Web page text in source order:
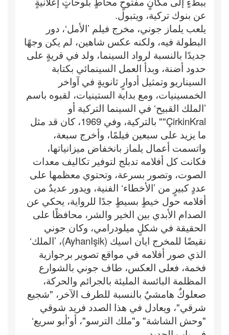
عن بنوك تركية، ويتبول.
يلعب يلماز جوني، مخرج فيلم ’الأمل‘، دور
البطولة فيه، ولكنه عكس شاهين، لم يكن وجهًا
جديدًا بالنسبة لرواد السينما، ولد في قريةٍ على
حدود أضنة، وبدأ العمل السينمائي بكتابة
السيناريو وتمثيل أدوارٍ ثانويةٍ في آواخر
الخمسينيات، ومع بداية الستينيات، لقبوه باسم
’الملك القبيح‘ في السينما التركية أو
ÇirkinKral"" بالتركية، وفي 1969، كان قد مثل
ما يزيد على سبعين فيلمًا، وأخرج سبعة،
واتسمت أعمال يلماز بانخفاض ميزانياتها،
فكانت كل أفلامه تدبلج لتوفير تكاليف معدات
الصوت، وتصور بسرعة، وتحتوي معظمها على
عددٍ كبيرٍ من ’الأخطاء‘ الفنية، ويدور عديدٌ من
أفلامه حول خيطٍ بسيطٍ جدًا للرواية، يحكي عن
الصدام الأبدي بين الخير والشر، محافظًا على
الحقيقة في شكلٍ ميلودرامي، وكان جوني
نقيضًا للمخرج ايان اسيك (AyhanIşik)، ’الملك‘
الذي صور أفلامه في مواقع تصوير برجوازية
فخمة، فعلى العكس، طاف جوني بالشوارع
المظلمة البائسة المليئة بالجرائم والحركة،
صعلوكٌ هامشيٌ بالنسبة للطرف الآخر، "شجيع
شرقي"، ويعادل في هذا الصدد فريد شوقي
"وحش الشاشة" و"ملك الترسو"، أو’أبو سريع‘